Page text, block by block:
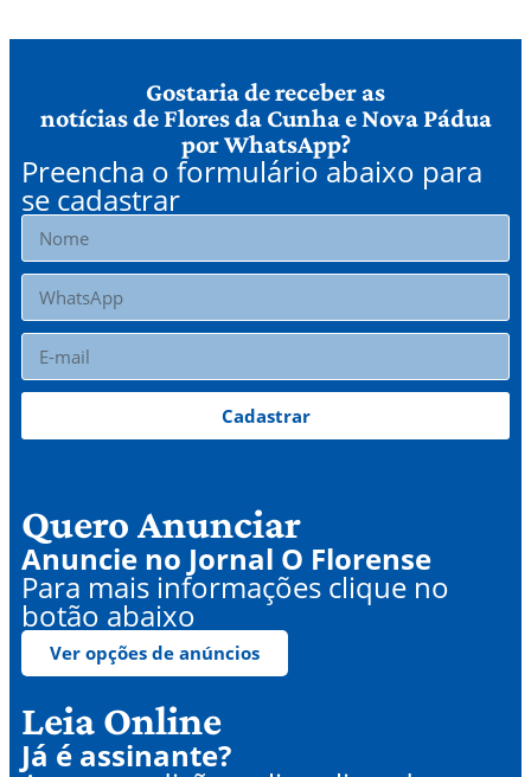
Gostaria de receber as
notícias de Flores da Cunha e Nova Pádua
por WhatsApp?
Preencha o formulário abaixo para
se cadastrar
Cadastrar
Quero Anunciar
Anuncie no Jornal O Florense
Para mais informações clique no
botão abaixo
Ver opções de anúncios
Leia Online
Já é assinante?